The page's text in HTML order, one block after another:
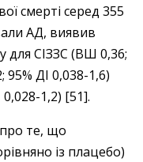
смерті серед 355
АД, виявив
для СІЗЗС (ВШ 0,36;
ДІ 0,038-1,6)
1,2) [51].
про те, що
із плацебо)